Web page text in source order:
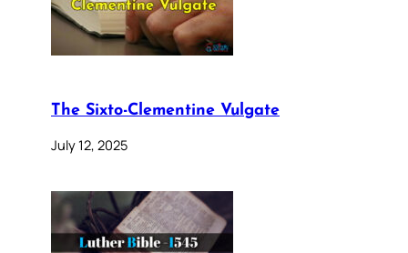
The Sixto-Clementine Vulgate
July 12, 2025